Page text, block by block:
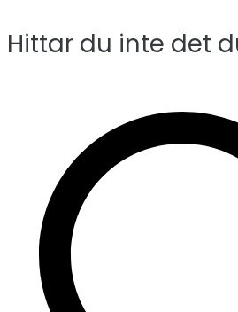
Hittar du inte det